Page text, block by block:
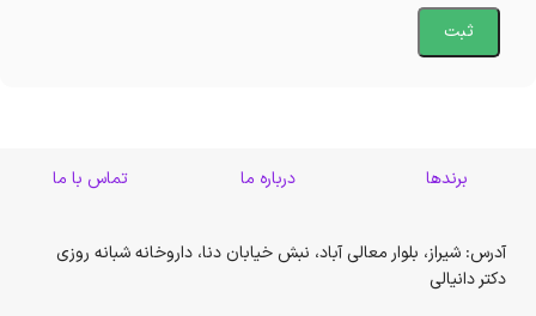
برندها درباره ما تماس با ما
آدرس: شیراز، بلوار معالی آباد، نبش خیابان دنا، داروخانه شبانه روزی
دکتر دانیالی